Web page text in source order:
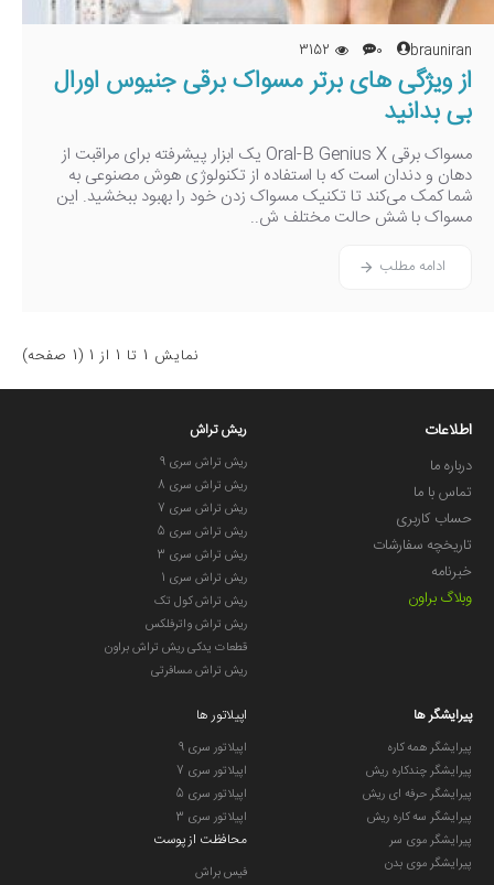
brauniran
0
3152
از ویژگی های برتر مسواک برقی جنیوس اورال
بی بدانید
مسواک برقی Oral-B Genius X یک ابزار پیشرفته برای مراقبت از
دهان و دندان است که با استفاده از تکنولوژی هوش مصنوعی به
شما کمک می‌کند تا تکنیک مسواک زدن خود را بهبود ببخشید. این
مسواک با شش حالت مختلف ش..
ادامه مطلب
نمايش 1 تا 1 از 1 (1 صفحه)
اطلاعات
درباره ما
تماس با ما
حساب کاربری
تاریخچه سفارشات
خبرنامه
وبلاگ براون
ریش تراش
ریش تراش سری 9
ریش تراش سری 8
ریش تراش سری 7
ریش تراش سری 5
ریش تراش سری 3
ریش تراش سری 1
ریش تراش کول تک
ریش تراش واترفلکس
قطعات یدکی ریش تراش براون
ریش تراش مسافرتی
پیرایشگر ها
پیرایشگر همه کاره
پیرایشگر چندکاره ریش
پیرایشگر حرفه ای ریش
پیرایشگر سه کاره ریش
پیرایشگر موی سر
پیرایشگر موی بدن
اپیلاتور ها
اپیلاتور سری 9
اپیلاتور سری 7
اپیلاتور سری 5
اپیلاتور سری 3
محافظت از پوست
فیس براش